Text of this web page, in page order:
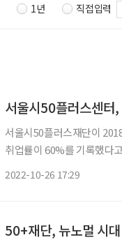
1년 직접입력
서울시50플러스센터
서울시50플러스재단이
취업률이 60%를 기록했다
2022-10-26 17:29
50+재단, 뉴노멀 시